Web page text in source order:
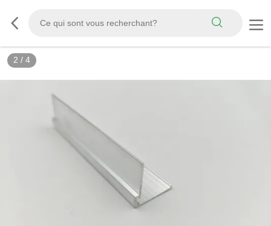
2 / 4